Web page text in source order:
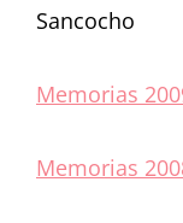
Sancocho
Memorias
Memorias